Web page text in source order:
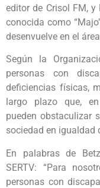
editor de Crisol FM,
conocida como
desenvuelve en el
Según la
personas con
deficiencias físicas,
largo plazo que,
pueden obstaculizar
sociedad en igualdad
En palabras de
SERTV: “Para
personas con